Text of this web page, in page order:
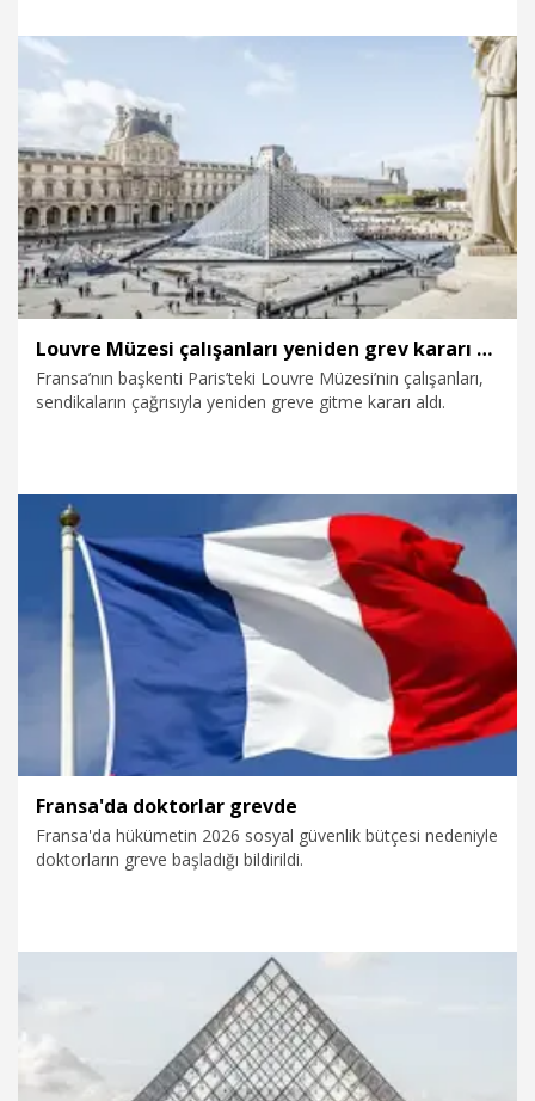
12.01.2026 Dünya
Louvre Müzesi çalışanları yeniden grev kararı aldı
Fransa’nın başkenti Paris’teki Louvre Müzesi’nin çalışanları,
sendikaların çağrısıyla yeniden greve gitme kararı aldı.
5.01.2026 Dünya
Fransa'da doktorlar grevde
Fransa'da hükümetin 2026 sosyal güvenlik bütçesi nedeniyle
doktorların greve başladığı bildirildi.
5.01.2026